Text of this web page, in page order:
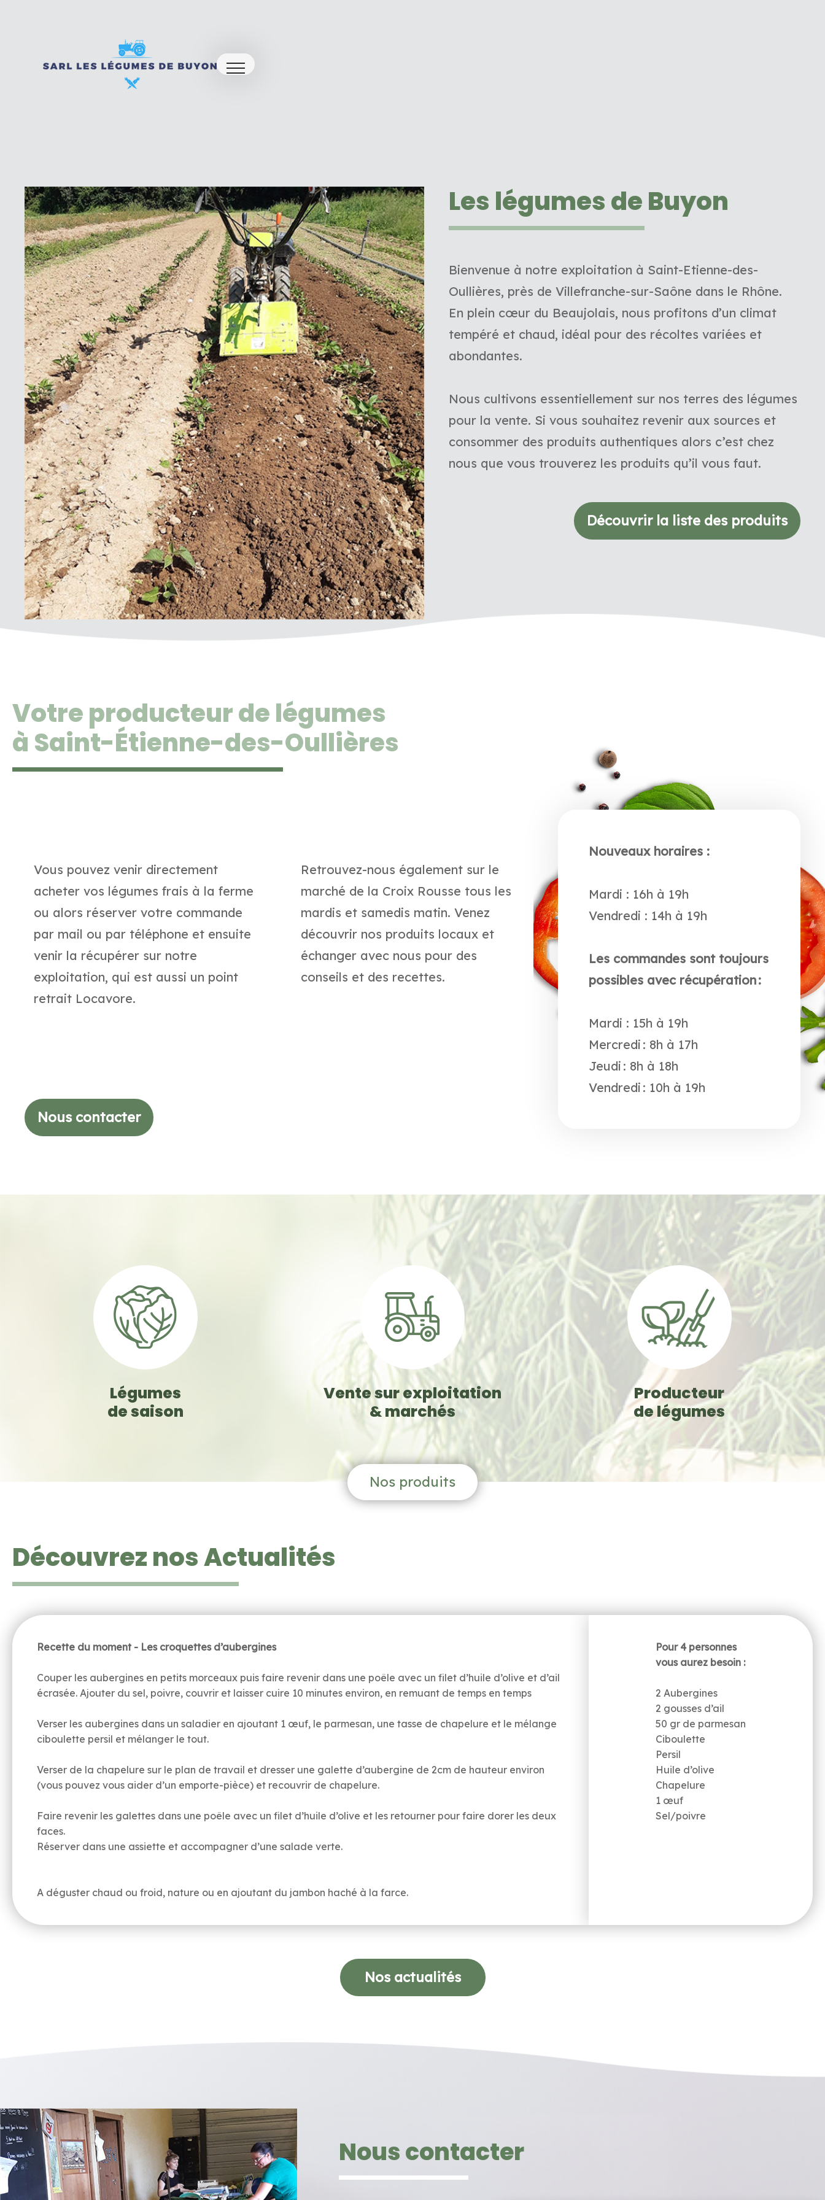
Les légumes de Buyon
Bienvenue à notre exploitation à Saint-Etienne-des-
Oullières, près de Villefranche-sur-Saône dans le Rhône.
En plein cœur du Beaujolais, nous profitons d’un climat
tempéré et chaud, idéal pour des récoltes variées et
abondantes.
Nous cultivons essentiellement sur nos terres des légumes
pour la vente. Si vous souhaitez revenir aux sources et
consommer des produits authentiques alors c’est chez
nous que vous trouverez les produits qu’il vous faut.
Découvrir la liste des produits
Votre producteur de légumes
à Saint-Étienne-des-Oullières
Vous pouvez venir directement
acheter vos légumes frais à la ferme
ou alors réserver votre commande
par mail ou par téléphone et ensuite
venir la récupérer sur notre
exploitation, qui est aussi un point
retrait Locavore.
Nous contacter
Retrouvez-nous également sur le
marché de la Croix Rousse tous les
mardis et samedis matin. Venez
découvrir nos produits locaux et
échanger avec nous pour des
conseils et des recettes.
Nouveaux horaires :
Mardi : 16h à 19h
Vendredi : 14h à 19h
Les commandes sont toujours
possibles avec récupération :
Mardi : 15h à 19h
Mercredi : 8h à 17h
Jeudi : 8h à 18h
Vendredi : 10h à 19h
Légumes
de saison
Vente sur exploitation
& marchés
Producteur
de légumes
Nos produits
Découvrez nos Actualités
Recette du moment - Les croquettes d’aubergines
Couper les aubergines en petits morceaux puis faire revenir dans une poêle avec un filet d’huile d’olive et d’ail
écrasée. Ajouter du sel, poivre, couvrir et laisser cuire 10 minutes environ, en remuant de temps en temps
Verser les aubergines dans un saladier en ajoutant 1 œuf, le parmesan, une tasse de chapelure et le mélange
ciboulette persil et mélanger le tout.
Verser de la chapelure sur le plan de travail et dresser une galette d’aubergine de 2cm de hauteur environ
(vous pouvez vous aider d’un emporte-pièce) et recouvrir de chapelure.
Faire revenir les galettes dans une poêle avec un filet d’huile d’olive et les retourner pour faire dorer les deux
faces.
Réserver dans une assiette et accompagner d’une salade verte.
A déguster chaud ou froid, nature ou en ajoutant du jambon haché à la farce.
Pour 4 personnes
vous aurez besoin :
2 Aubergines
2 gousses d’ail
50 gr de parmesan
Ciboulette
Persil
Huile d’olive
Chapelure
1 œuf
Sel/poivre
Nos actualités
Nous contacter